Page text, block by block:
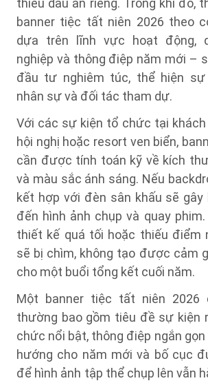
thiếu dấu ấn riêng. Trong khi đó,
banner tiệc tất niên 2026 theo
dựa trên lĩnh vực hoạt động,
nghiệp và thông điệp năm mới –
đầu tư nghiêm túc, thể hiện
nhân sự và đối tác tham dự.
Với các sự kiện tổ chức tại
hội nghị hoặc resort ven biển,
cần được tính toán kỹ về kích
và màu sắc ánh sáng. Nếu
kết hợp với đèn sân khấu sẽ gây
đến hình ảnh chụp và quay
thiết kế quá tối hoặc thiếu điểm
sẽ bị chìm, không tạo được cảm
cho một buổi tổng kết cuối năm.
Một banner tiệc tất niên 2026
thường bao gồm tiêu đề sự kiện
chức nổi bật, thông điệp ngắn
hướng cho năm mới và bố cục
để hình ảnh tập thể chụp lên vẫn